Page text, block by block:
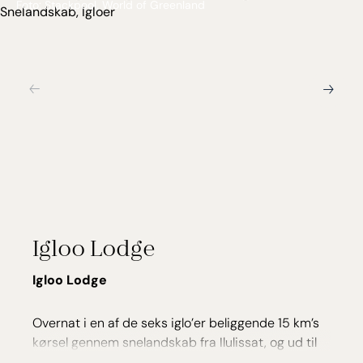
Foto: Stackpool, World of Greenland
Igloo Lodge
Igloo Lodge
Overnat i en af de seks iglo’er beliggende 15 km’s
kørsel gennem snelandskab fra Ilulissat, og ud til